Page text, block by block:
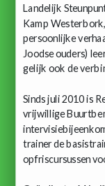
Landelijk
Kamp
persoonlijke
Joodse ouders)
gelijk ook de
Sinds juli 2010 is
vrijwillige
trainer de
opfriscursussen